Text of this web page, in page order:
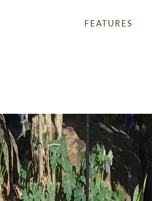
FEATURES